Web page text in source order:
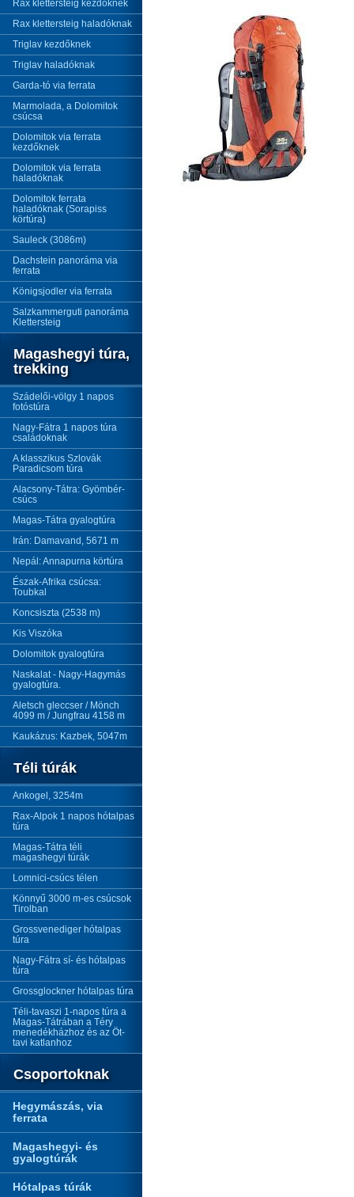
Rax klettersteig kezdőknek
Rax klettersteig haladóknak
Triglav kezdőknek
Triglav haladóknak
Garda-tó via ferrata
Marmolada, a Dolomitok
csúcsa
Dolomitok via ferrata
kezdőknek
Dolomitok via ferrata
haladóknak
Dolomitok ferrata
haladóknak (Sorapiss
körtúra)
Sauleck (3086m)
Dachstein panoráma via
ferrata
Königsjodler via ferrata
Salzkammerguti panoráma
Klettersteig
Magashegyi túra,
trekking
Szádelői-völgy 1 napos
fotóstúra
Nagy-Fátra 1 napos túra
családoknak
A klasszikus Szlovák
Paradicsom túra
Alacsony-Tátra: Gyömbér-
csúcs
Magas-Tátra gyalogtúra
Irán: Damavand, 5671 m
Nepál: Annapurna körtúra
Észak-Afrika csúcsa:
Toubkal
Koncsiszta (2538 m)
Kis Viszóka
Dolomitok gyalogtúra
Naskalat - Nagy-Hagymás
gyalogtúra.
Aletsch gleccser / Mönch
4099 m / Jungfrau 4158 m
Kaukázus: Kazbek, 5047m
Téli túrák
Ankogel, 3254m
Rax-Alpok 1 napos hótalpas
túra
Magas-Tátra téli
magashegyi túrák
Lomnici-csúcs télen
Könnyű 3000 m-es csúcsok
Tirolban
Grossvenediger hótalpas
túra
Nagy-Fátra sí- és hótalpas
túra
Grossglockner hótalpas túra
Téli-tavaszi 1-napos túra a
Magas-Tátrában a Téry
menedékházhoz és az Öt-
tavi katlanhoz
Csoportoknak
Hegymászás, via
ferrata
Magashegyi- és
gyalogtúrák
Hótalpas túrák